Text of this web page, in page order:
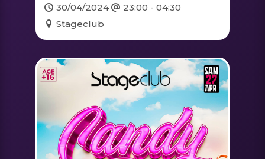
30/04/2024
23:00 - 04:30
Stageclub